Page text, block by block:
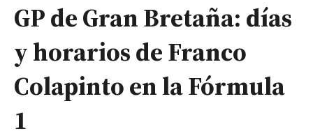
GP de Gran Bretaña: días
y horarios de Franco
Colapinto en la Fórmula
1